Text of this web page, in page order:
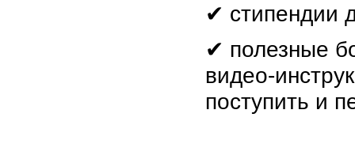
✔ стипендии
✔ полезные
видео-
поступить и